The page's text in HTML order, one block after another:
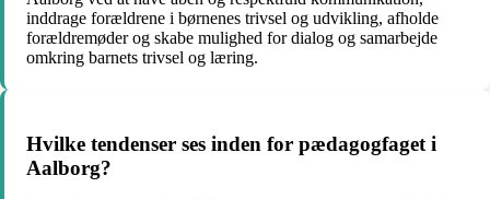
inddrage forældrene i børnenes trivsel og udvikling, afholde
forældremøder og skabe mulighed for dialog og samarbejde
omkring barnets trivsel og læring.
Hvilke tendenser ses inden for pædagogfaget i
Aalborg?